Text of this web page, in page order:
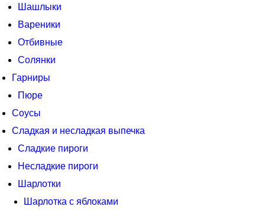
Шашлыки
Вареники
Отбивные
Солянки
Гарниры
Пюре
Соусы
Сладкая и несладкая выпечка
Сладкие пироги
Несладкие пироги
Шарлотки
Шарлотка с яблоками